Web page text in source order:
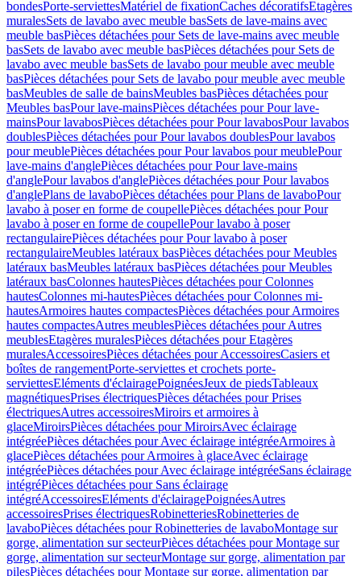
bondesPorte-serviettesMatériel de fixationCaches décoratifsEtagères
muralesSets de lavabo avec meuble basSets de lave-mains avec
meuble basPièces détachées pour Sets de lave-mains avec meuble
basSets de lavabo avec meuble basPièces détachées pour Sets de
lavabo avec meuble basSets de lavabo pour meuble avec meuble
basPièces détachées pour Sets de lavabo pour meuble avec meuble
basMeubles de salle de bainsMeubles basPièces détachées pour
Meubles basPour lave-mainsPièces détachées pour Pour lave-
mainsPour lavabosPièces détachées pour Pour lavabosPour lavabos
doublesPièces détachées pour Pour lavabos doublesPour lavabos
pour meublePièces détachées pour Pour lavabos pour meublePour
lave-mains d'anglePièces détachées pour Pour lave-mains
d'anglePour lavabos d'anglePièces détachées pour Pour lavabos
d'anglePlans de lavaboPièces détachées pour Plans de lavaboPour
lavabo à poser en forme de coupellePièces détachées pour Pour
lavabo à poser en forme de coupellePour lavabo à poser
rectangulairePièces détachées pour Pour lavabo à poser
rectangulaireMeubles latéraux basPièces détachées pour Meubles
latéraux basMeubles latéraux basPièces détachées pour Meubles
latéraux basColonnes hautesPièces détachées pour Colonnes
hautesColonnes mi-hautesPièces détachées pour Colonnes mi-
hautesArmoires hautes compactesPièces détachées pour Armoires
hautes compactesAutres meublesPièces détachées pour Autres
meublesEtagères muralesPièces détachées pour Etagères
muralesAccessoiresPièces détachées pour AccessoiresCasiers et
boîtes de rangementPorte-serviettes et crochets porte-
serviettesEléments d'éclairagePoignéesJeux de piedsTableaux
magnétiquesPrises électriquesPièces détachées pour Prises
électriquesAutres accessoiresMiroirs et armoires à
glaceMiroirsPièces détachées pour MiroirsAvec éclairage
intégréePièces détachées pour Avec éclairage intégréeArmoires à
glacePièces détachées pour Armoires à glaceAvec éclairage
intégréePièces détachées pour Avec éclairage intégréeSans éclairage
intégréPièces détachées pour Sans éclairage
intégréAccessoiresEléments d'éclairagePoignéesAutres
accessoiresPrises électriquesRobinetteriesRobinetteries de
lavaboPièces détachées pour Robinetteries de lavaboMontage sur
gorge, alimentation sur secteurPièces détachées pour Montage sur
gorge, alimentation sur secteurMontage sur gorge, alimentation par
pilesPièces détachées pour Montage sur gorge, alimentation par